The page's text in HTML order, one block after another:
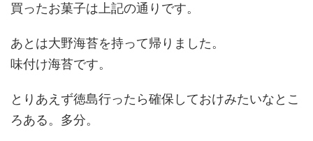
買ったお菓子は上記の通りです。
あとは大野海苔を持って帰りました。
味付け海苔です。
とりあえず徳島行ったら確保しておけみたいなとこ
ろある。多分。